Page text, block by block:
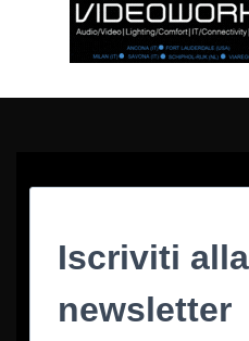
Iscriviti
newsletter